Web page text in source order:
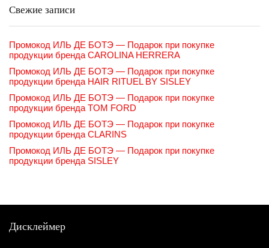
Свежие записи
Промокод ИЛЬ ДЕ БОТЭ — Подарок при покупке
продукции бренда CAROLINA HERRERA
Промокод ИЛЬ ДЕ БОТЭ — Подарок при покупке
продукции бренда HAIR RITUEL BY SISLEY
Промокод ИЛЬ ДЕ БОТЭ — Подарок при покупке
продукции бренда TOM FORD
Промокод ИЛЬ ДЕ БОТЭ — Подарок при покупке
продукции бренда CLARINS
Промокод ИЛЬ ДЕ БОТЭ — Подарок при покупке
продукции бренда SISLEY
Дисклеймер